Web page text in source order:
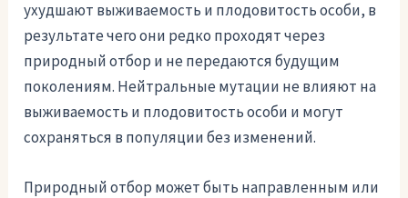
ухудшают выживаемость и плодовитость особи, в
результате чего они редко проходят через
природный отбор и не передаются будущим
поколениям. Нейтральные мутации не влияют на
выживаемость и плодовитость особи и могут
сохраняться в популяции без изменений.
Природный отбор может быть направленным или